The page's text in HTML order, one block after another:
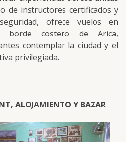
de instructores certificados y
ofrece vuelos en
borde costero de Arica,
contemplar la ciudad y el
privilegiada.
ALOJAMIENTO Y BAZAR